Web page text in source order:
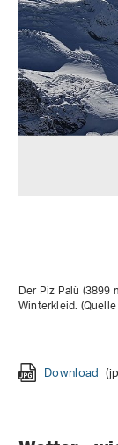
Der Piz Palü (3899
Winterkleid.
Download
Download
Download
Download